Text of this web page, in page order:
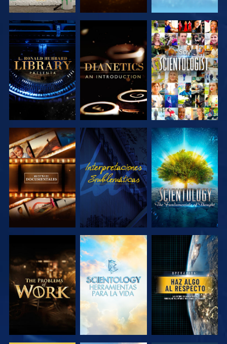
EXPLORA LAS
SERIES
EXPLORA LAS
SERIES
VE
EXPLORA LAS
SERIES
VE
EXPLORA LAS
SERIES
EXPLORA LAS
SERIES
EXPLORA LAS
SERIES
VE